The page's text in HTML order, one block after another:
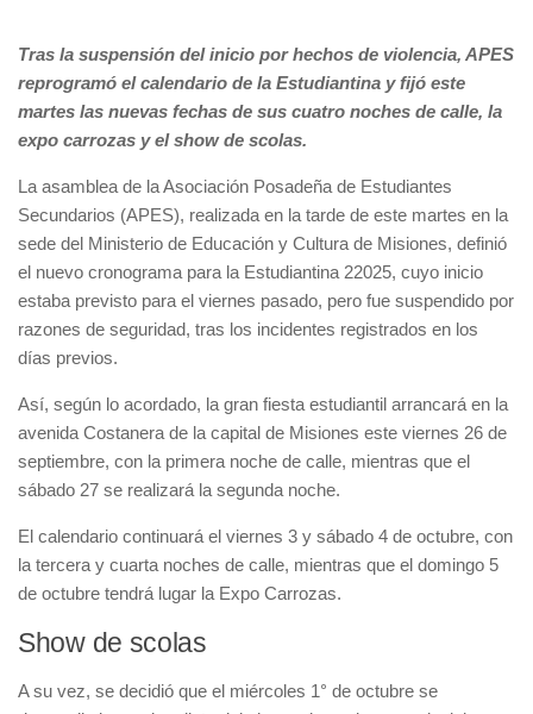
Tras la suspensión del inicio por hechos de violencia, APES
reprogramó el calendario de la Estudiantina y fijó este
martes las nuevas fechas de sus cuatro noches de calle, la
expo carrozas y el show de scolas.
La asamblea de la Asociación Posadeña de Estudiantes
Secundarios (APES), realizada en la tarde de este martes en la
sede del Ministerio de Educación y Cultura de Misiones, definió
el nuevo cronograma para la Estudiantina 22025, cuyo inicio
estaba previsto para el viernes pasado, pero fue suspendido por
razones de seguridad, tras los incidentes registrados en los
días previos.
Así, según lo acordado, la gran fiesta estudiantil arrancará en la
avenida Costanera de la capital de Misiones este viernes 26 de
septiembre, con la primera noche de calle, mientras que el
sábado 27 se realizará la segunda noche.
El calendario continuará el viernes 3 y sábado 4 de octubre, con
la tercera y cuarta noches de calle, mientras que el domingo 5
de octubre tendrá lugar la Expo Carrozas.
Show de scolas
A su vez, se decidió que el miércoles 1° de octubre se